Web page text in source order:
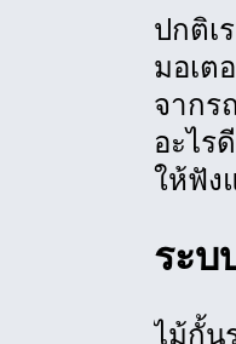
ปกติเ
มอเต
จากร
อะไร
ให้ฟัง
ระบ
ไม้กั้น